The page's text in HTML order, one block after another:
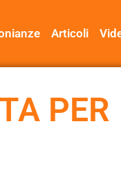
Articoli
PER